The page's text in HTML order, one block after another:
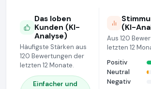
Das loben
Kunden (KI-
Analyse)
Häufigste Stärken aus
120 Bewertungen der
letzten 12 Monate.
Einfacher und
(KI-
Aus 120
letzten 12
Positiv
Neutral
Negativ